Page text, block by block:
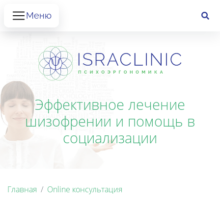
Меню
Эффективное лечение
шизофрении и помощь в
социализации
Главная Online консультация